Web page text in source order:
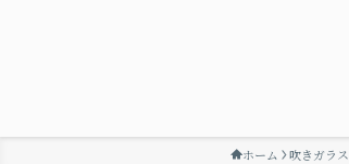
ホーム 吹きガラス